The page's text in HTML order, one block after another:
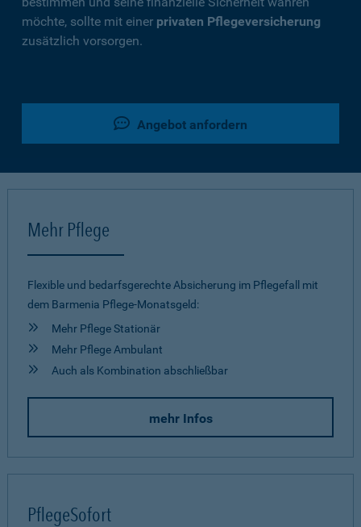
möchte, sollte mit einer privaten Pflegeversicherung
zusätzlich vorsorgen.
Angebot anfordern
Mehr Pflege
Flexible und bedarfsgerechte Absicherung im Pflegefall mit
dem Barmenia Pflege-Monatsgeld:
Mehr Pflege Stationär
Mehr Pflege Ambulant
Auch als Kombination abschließbar
mehr Infos
PflegeSofort